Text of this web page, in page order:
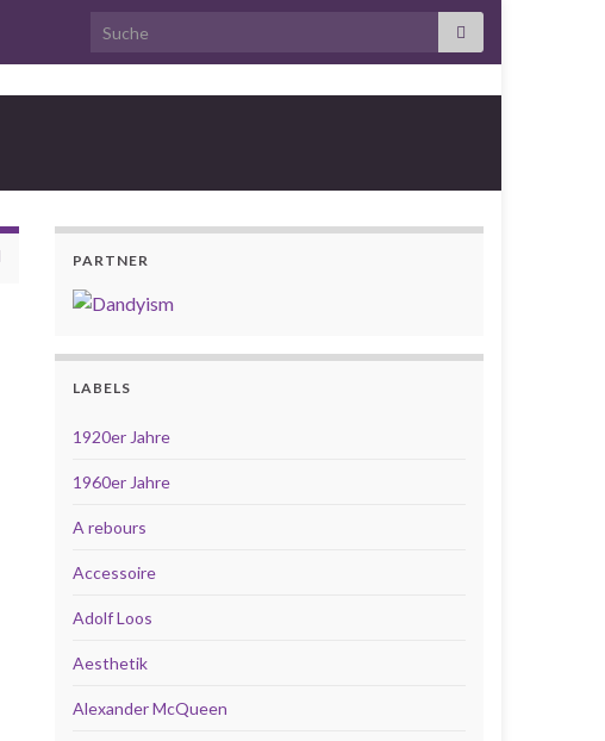
Search for:
PARTNER
LABELS
1920er Jahre
1960er Jahre
A rebours
Accessoire
Adolf Loos
Aesthetik
Alexander McQueen